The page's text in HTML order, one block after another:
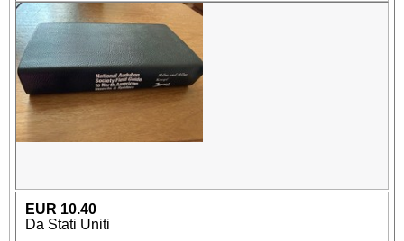
EUR 10.40
Da Stati Uniti